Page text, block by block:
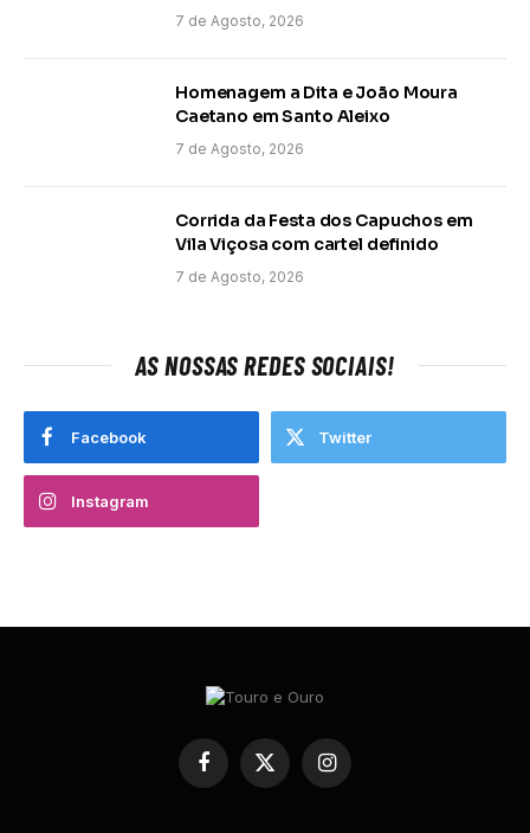
7 de Agosto, 2026
Homenagem a Dita e João Moura
Caetano em Santo Aleixo
7 de Agosto, 2026
Corrida da Festa dos Capuchos em
Vila Viçosa com cartel definido
7 de Agosto, 2026
AS NOSSAS REDES SOCIAIS!
Facebook Twitter
Instagram
Facebook
X
(Twitter)
Instagram